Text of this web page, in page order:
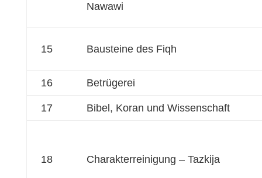
Nawawi
15 Bausteine des Fiqh
16 Betrügerei
17 Bibel, Koran und Wissenschaft
18 Charakterreinigung – Tazkija